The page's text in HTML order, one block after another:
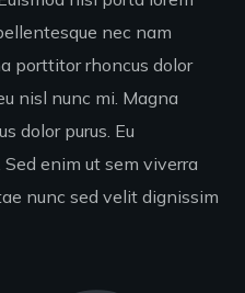
nec nam
porttitor rhoncus dolor
nisl nunc mi. Magna
dolor purus. Eu
enim ut sem viverra
nunc sed velit dignissim